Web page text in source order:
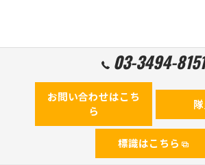
03-3494-8151
お問い合わせはこち
ら
標識はこちら